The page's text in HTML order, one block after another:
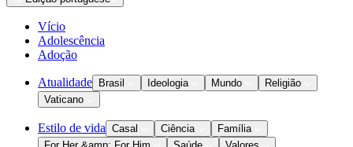
Vício
Adolescência
Adoção
Atualidade Brasil Ideologia Mundo
Religião
Vaticano
Estilo de vida Casal Ciência
Família